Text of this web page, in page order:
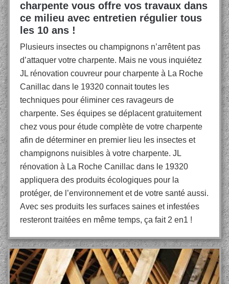
charpente vous offre vos travaux dans
ce milieu avec entretien régulier tous
les 10 ans !
Plusieurs insectes ou champignons n’arrêtent pas
d’attaquer votre charpente. Mais ne vous inquiétez
JL rénovation couvreur pour charpente à La Roche
Canillac dans le 19320 connait toutes les
techniques pour éliminer ces ravageurs de
charpente. Ses équipes se déplacent gratuitement
chez vous pour étude complète de votre charpente
afin de déterminer en premier lieu les insectes et
champignons nuisibles à votre charpente. JL
rénovation à La Roche Canillac dans le 19320
appliquera des produits écologiques pour la
protéger, de l’environnement et de votre santé aussi.
Avec ses produits les surfaces saines et infestées
resteront traitées en même temps, ça fait 2 en1 !